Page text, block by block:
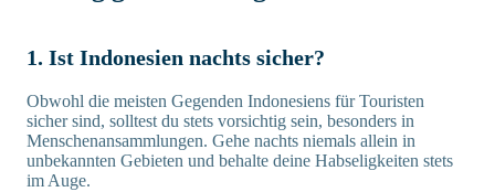
1. Ist Indonesien nachts sicher?
Obwohl die meisten Gegenden Indonesiens für Touristen
sicher sind, solltest du stets vorsichtig sein, besonders in
Menschenansammlungen. Gehe nachts niemals allein in
unbekannten Gebieten und behalte deine Habseligkeiten stets
im Auge.